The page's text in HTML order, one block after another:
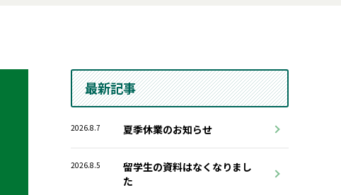
最新記事
2026.8.7 夏季休業のお知らせ
2026.8.5
留学生の資料はなくなりまし
た